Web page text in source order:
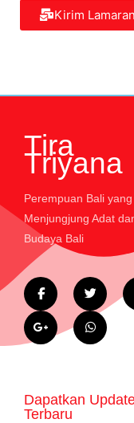
Kirim Lamaran
Tira
Triyana
Perempuan Bali yang
Menjungjung Adat
Budaya Bali
Dapatkan
Terbaru